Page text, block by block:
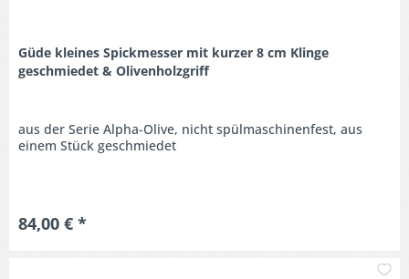
Güde kleines Spickmesser mit kurzer 8 cm Klinge
geschmiedet & Olivenholzgriff
aus der Serie Alpha-Olive, nicht spülmaschinenfest, aus
einem Stück geschmiedet
84,00 € *